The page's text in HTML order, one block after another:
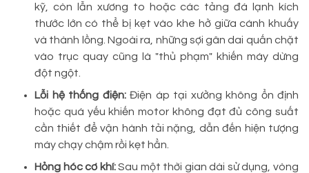
kỹ, còn lẫn xương to hoặc các tảng đá lạnh kích
thước lớn có thể bị kẹt vào khe hở giữa cánh khuấy
và thành lồng. Ngoài ra, những sợi gân dai quấn chặt
vào trục quay cũng là "thủ phạm" khiến máy dừng
đột ngột.
Lỗi hệ thống điện:Điện áp tại xưởng không ổn định
hoặc quá yếu khiến motor không đạt đủ công suất
cần thiết để vận hành tải nặng, dẫn đến hiện tượng
máy chạy chậm rồi kẹt hẳn.
Hỏng hóc cơ khí:Sau một thời gian dài sử dụng, vòng